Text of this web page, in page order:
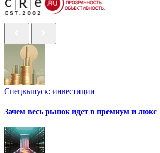
Спецвыпуск: инвестиции
Зачем весь рынок идет в премиум и люкс